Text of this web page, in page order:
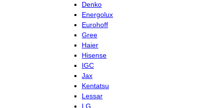
Denko
Energolux
Eurohoff
Gree
Haier
Hisense
IGC
Jax
Kentatsu
Lessar
LG